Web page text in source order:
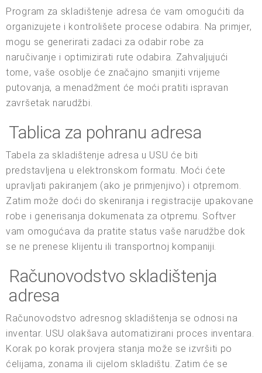
Program za skladištenje adresa će vam omogućiti da
organizujete i kontrolišete procese odabira. Na primjer,
mogu se generirati zadaci za odabir robe za
naručivanje i optimizirati rute odabira. Zahvaljujući
tome, vaše osoblje će značajno smanjiti vrijeme
putovanja, a menadžment će moći pratiti ispravan
završetak narudžbi.
Tablica za pohranu adresa
Tabela za skladištenje adresa u USU će biti
predstavljena u elektronskom formatu. Moći ćete
upravljati pakiranjem (ako je primjenjivo) i otpremom.
Zatim može doći do skeniranja i registracije upakovane
robe i generisanja dokumenata za otpremu. Softver
vam omogućava da pratite status vaše narudžbe dok
se ne prenese klijentu ili transportnoj kompaniji.
Računovodstvo skladištenja
adresa
Računovodstvo adresnog skladištenja se odnosi na
inventar. USU olakšava automatizirani proces inventara.
Korak po korak provjera stanja može se izvršiti po
ćelijama, zonama ili cijelom skladištu. Zatim će se